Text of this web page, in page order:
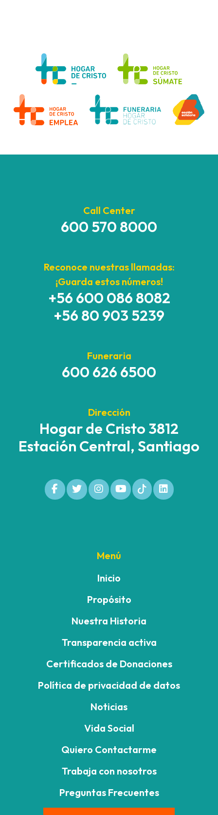
Call Center
600 570 8000
Reconoce nuestras llamadas:
¡Guarda estos números!
+56 600 086 8082
+56 80 903 5239
Funeraria
600 626 6500
Dirección
Hogar de Cristo 3812
Estación Central, Santiago
Menú
Inicio
Propósito
Nuestra Historia
Transparencia activa
Certificados de Donaciones
Política de privacidad de datos
Noticias
Vida Social
Quiero Contactarme
Trabaja con nosotros
Preguntas Frecuentes